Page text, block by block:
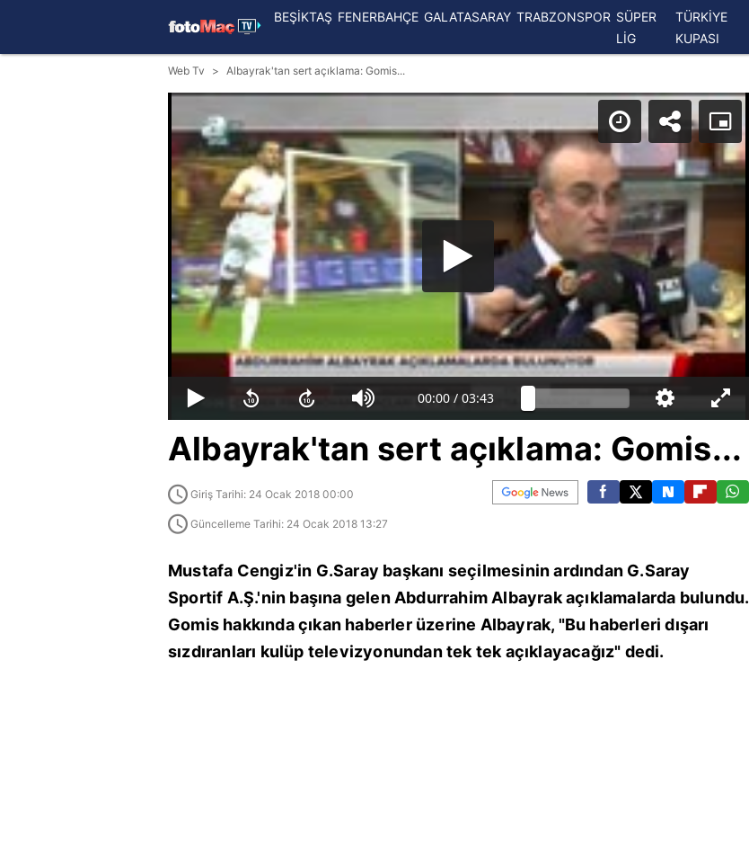
BEŞİKTAŞ FENERBAHÇE GALATASARAY TRABZONSPOR SÜPER
LİG
TÜRKİYE
KUPASI
Web Tv Albayrak'tan sert açıklama: Gomis...
00:00 / 03:43
Albayrak'tan sert açıklama: Gomis...
Giriş Tarihi: 24 Ocak 2018 00:00
Güncelleme Tarihi: 24 Ocak 2018 13:27
Mustafa Cengiz'in G.Saray başkanı seçilmesinin ardından G.Saray
Sportif A.Ş.'nin başına gelen Abdurrahim Albayrak açıklamalarda bulundu.
Gomis hakkında çıkan haberler üzerine Albayrak, "Bu haberleri dışarı
sızdıranları kulüp televizyonundan tek tek açıklayacağız" dedi.